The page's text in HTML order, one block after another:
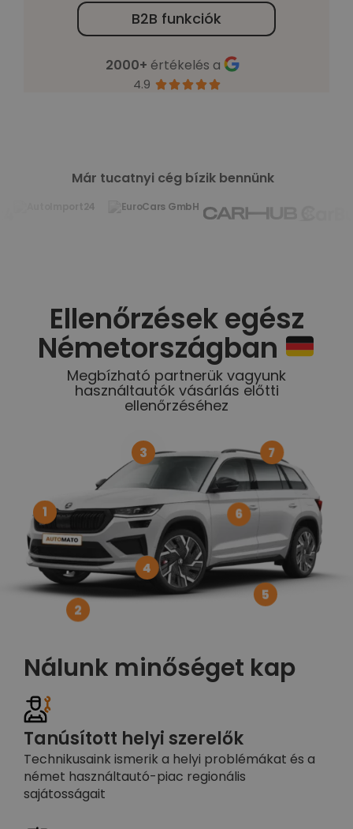
B2B funkciók
2000+ értékelés a
4.9 
Már tucatnyi cég bízik bennünk
Ellenőrzések egész
Németországban
Megbízható partnerük vagyunk
használtautók vásárlás előtti
ellenőrzéséhez
Nálunk minőséget kap
Tanúsított helyi szerelők
Technikusaink ismerik a helyi problémákat és a
német használtautó-piac regionális
sajátosságait
1
2
3
4
5
6
7